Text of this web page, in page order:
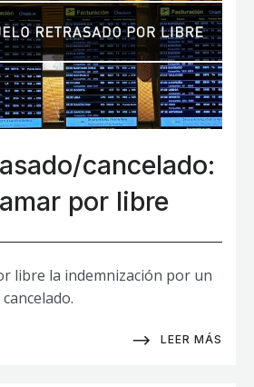
cancelado:
por libre
libre la indemnización por un
LEER MÁS